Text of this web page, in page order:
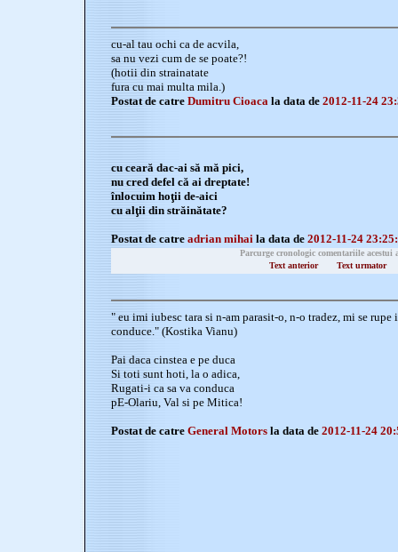
cu-al tau ochi ca de acvila,
sa nu vezi cum de se poate?!
(hotii din strainatate
fura cu mai multa mila.)
Postat de catre Dumitru Cioaca la data de 2012-11-24
cu ceară dac-ai să mă pici,
nu cred defel că ai dreptate!
înlocuim hoţii de-aici
cu alţii din străinătate?
Postat de catre adrian mihai la data de 2012-11-24
Parcurge cronologic comentariile acestui
Text anterior
Text urmator
" eu imi iubesc tara si n-am parasit-o, n-o tradez, mi se rupe
conduce." (Kostika Vianu)
Pai daca cinstea e pe duca
Si toti sunt hoti, la o adica,
Rugati-i ca sa va conduca
pE-Olariu, Val si pe Mitica!
Postat de catre General Motors la data de 2012-11-24